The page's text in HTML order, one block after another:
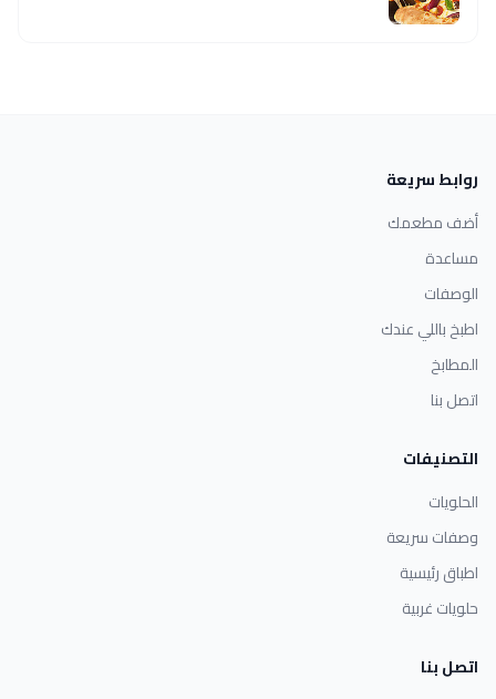
روابط سريعة
أضف مطعمك
مساعدة
الوصفات
اطبخ باللي عندك
المطابخ
اتصل بنا
التصنيفات
الحلويات
وصفات سريعة
اطباق رئيسية
حلويات غربية
اتصل بنا